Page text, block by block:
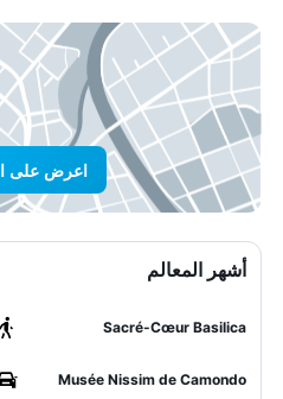
اعرض على
أشهر المعالم
Sacré-Cœur Basilica
Musée Nissim de Camondo